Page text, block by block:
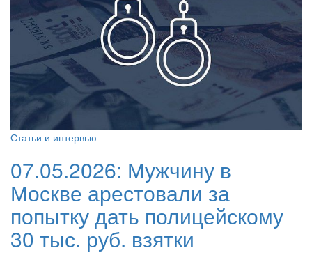
Статьи и интервью
07.05.2026: Мужчину в
Москве арестовали за
попытку дать полицейскому
30 тыс. руб. взятки